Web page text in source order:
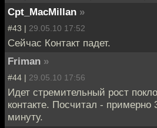
Cpt_MacMillan »
#43 | 29.05.10 17:52
Сейчас Контакт падет.
Friman »
#44 | 29.05.10 17:56
Идет стремительный рост
контакте. Посчитал - примерно
минуту.